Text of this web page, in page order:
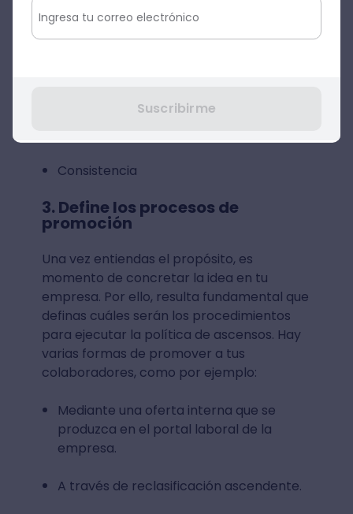
política de promoción y ascensos esté
basado en 3 pilares esenciales, como son
Consistencia
3. Define los procesos de
promoción
Una vez entiendas el propósito, es
momento de concretar la idea en tu
empresa. Por ello, resulta fundamental que
definas cuáles serán los procedimientos
para ejecutar la política de ascensos. Hay
varias formas de promover a tus
colaboradores, como por ejemplo:
Mediante una oferta interna que se
produzca en el portal laboral de la
empresa.
A través de reclasificación ascendente.
Suscribirme